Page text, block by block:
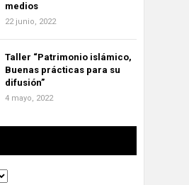
medios
22 junio, 2022
Taller “Patrimonio islámico,
Buenas prácticas para su
difusión”
4 mayo, 2022